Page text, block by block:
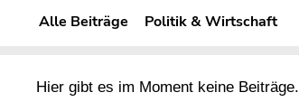
Alle Beiträge Politik & Wirtschaft
Hier gibt es im Moment keine Beiträge.